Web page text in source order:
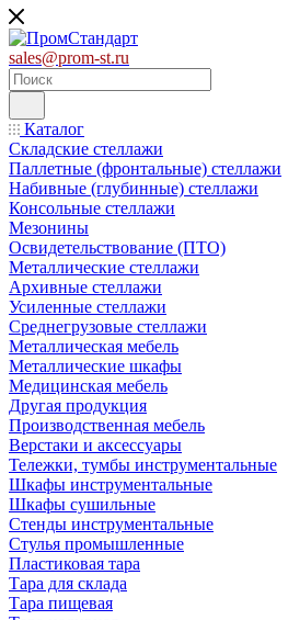
sales@prom-st.ru
Каталог
Складские стеллажи
Паллетные (фронтальные) стеллажи
Набивные (глубинные) стеллажи
Консольные стеллажи
Мезонины
Освидетельствование (ПТО)
Металлические стеллажи
Архивные стеллажи
Усиленные стеллажи
Среднегрузовые стеллажи
Металлическая мебель
Металлические шкафы
Медицинская мебель
Другая продукция
Производственная мебель
Верстаки и аксессуары
Тележки, тумбы инструментальные
Шкафы инструментальные
Шкафы сушильные
Стенды инструментальные
Cтулья промышленные
Пластиковая тара
Тара для склада
Тара пищевая